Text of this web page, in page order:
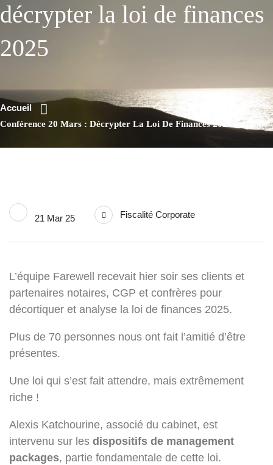
décrypter la loi de finances
2025
Accueil
Conférence 20 Mars : Décrypter La Loi De Finances 2025
21 Mar 25 Fiscalité Corporate
L’équipe Farewell recevait hier soir ses clients et
partenaires notaires, CGP et confrères pour
décortiquer et analyse la loi de finances 2025.
Plus de 70 personnes nous ont fait l’amitié d’être
présentes.
Une loi qui s’est fait attendre, mais extrêmement
riche !
Alexis Katchourine, associé du cabinet, est
intervenu sur les dispositifs de management
packages, partie fondamentale de cette loi.